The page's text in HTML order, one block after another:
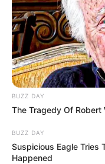
BUZZ DAY
The Tragedy Of Robert
BUZZ DAY
Suspicious Eagle Tries
Happened